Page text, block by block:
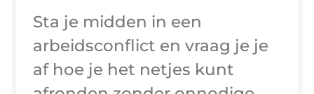
Sta je midden in een
arbeidsconflict en vraag je je
af hoe je het netjes kunt